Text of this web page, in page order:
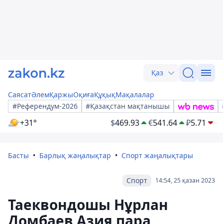
Қаз
СаясатӘлемҚаржыОқиғаҚұқықМақалалар
#Референдум-2026
#Қазақстан мақтанышы
+31° $469.93 €541.64 ₽5.71
Басты Барлық жаңалықтар Спорт жаңалықтары
14:54, 25 қазан 2023
Спорт
Таеквондошы Нұрлан